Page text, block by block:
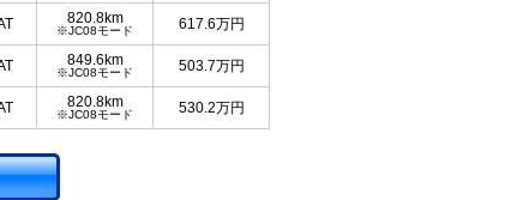
820.8km
※JC08モード 617.6万円
849.6km
※JC08モード 503.7万円
820.8km
※JC08モード 530.2万円